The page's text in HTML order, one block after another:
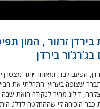
בירדן זרזור , המון
בירדן
הפעם לבד, ומאוחר יותר
שצופה בערוץ. התחלתי את
דילוג מהיר לנקודה הזאת שבה
כבר הוכיחה לי שההחלטה לדלג